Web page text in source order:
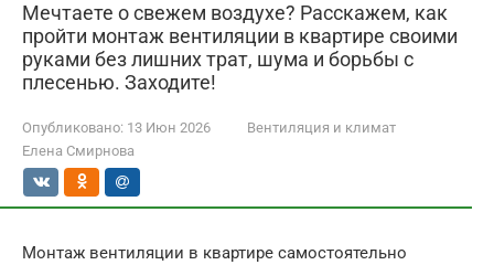
Мечтаете о свежем воздухе? Расскажем, как
пройти монтаж вентиляции в квартире своими
руками без лишних трат, шума и борьбы с
плесенью. Заходите!
Опубликовано: 13 Июн 2026
Вентиляция и климат
Елена Смирнова
Монтаж вентиляции в квартире самостоятельно